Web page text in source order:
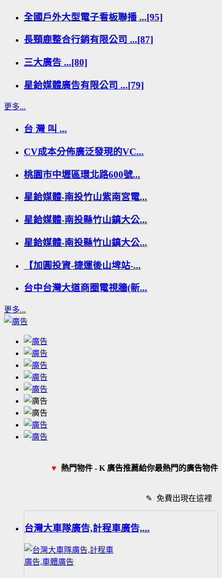
全國戶外大型電子看板聯播 ...[95]
長頸鹿整合行銷有限公司 ...[87]
三大廣告 ...[80]
星鉿媒體廣告有限公司 ...[79]
更多...
台 灣 叫 ...
CV成本分佈廣泛發現的VC...
桃園市中壢區環北路600號...
星鉿媒體-南投竹山紫南宮電...
星鉿媒體-南投縣竹山鎮大公...
星鉿媒體-南投縣竹山鎮大公...
【加圓投資-捷運後山埤站-...
台中台灣大道商圈電視牆(新...
更多...
♥ 熱門物件 - K 廣告推薦給你最熱門的廣告物件
✎ 免費出現在這裡
台灣大車隊廣告,計程車廣告,...